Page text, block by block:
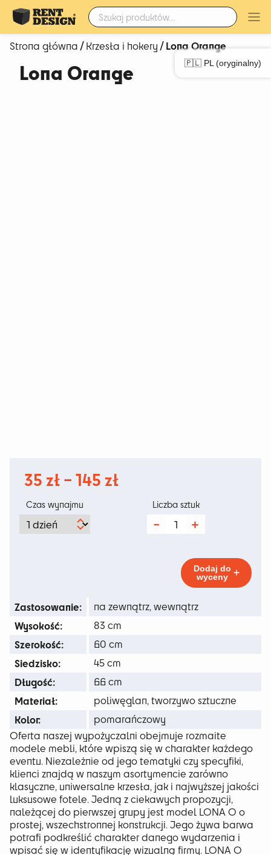
Szukaj:
🇵🇱 PL (oryginalny)
Strona główna/Krzesła i hokery/ Lona Orange
Lona Orange
35 zł–145 złZakres
Czas wynajmu
ilość
Liczba sztuk
Dodaj do
wyceny
Zastosowanie: na zewnątrz, wewnątrz
Wysokość: 83 cm
Szerokość: 60 cm
Siedzisko: 45 cm
Długość: 66 cm
Materiał: poliwęglan, tworzywo sztuczne
Kolor:
pomarańczowy
Oferta naszej wypożyczalni obejmuje rozmaite
modele mebli, które wpiszą się w charakter każdego
eventu. Niezależnie od jego tematyki czy specyfiki,
klienci znajdą w naszym asortymencie zarówno
klasyczne, uniwersalne krzesła, jak i najwyższej jakości
luksusowe fotele. Jedną z ciekawych propozycji,
należącej do pierwszej grupy jest model LONA O o
prostej, wszechstronnej konstrukcji. Jego żywa barwa
potrafi podkreślić charakter danego wydarzenia i
wpisać się w identyfikację wizualną firmy. LONA O